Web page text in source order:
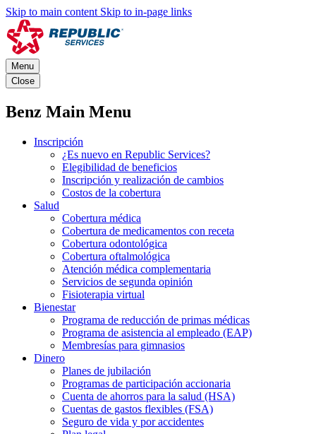
Skip to main content Skip to in-page links
Menu
Close
Benz Main Menu
Inscripción
¿Es nuevo en Republic Services?
Elegibilidad de beneficios
Inscripción y realización de cambios
Costos de la cobertura
Salud
Cobertura médica
Cobertura de medicamentos con receta
Cobertura odontológica
Cobertura oftalmológica
Atención médica complementaria
Servicios de segunda opinión
Fisioterapia virtual
Bienestar
Programa de reducción de primas médicas
Programa de asistencia al empleado (EAP)
Membresías para gimnasios
Dinero
Planes de jubilación
Programas de participación accionaria
Cuenta de ahorros para la salud (HSA)
Cuentas de gastos flexibles (FSA)
Seguro de vida y por accidentes